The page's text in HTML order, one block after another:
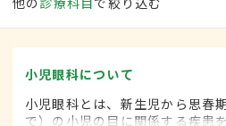
小児眼科について
小児眼科とは、新生児から思春
で）の小児の目に関係する疾患